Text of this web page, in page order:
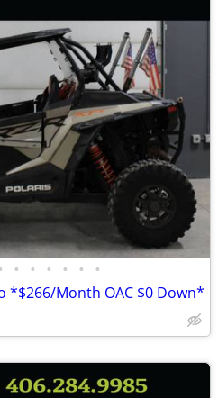
• • • • • •
*$266/Month OAC $0 Down*